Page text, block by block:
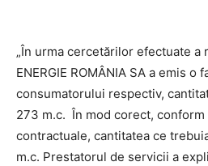
„În urma cercetărilor efectuate a
ENERGIE ROMÂNIA SA a emis o
consumatorului respectiv,
273 m.c. În mod corect,
contractuale, cantitatea ce
m.c. Prestatorul de servicii a